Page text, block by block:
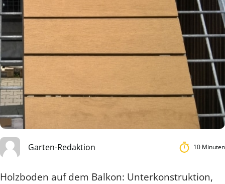
Garten-Redaktion 10 Minuten
Holzboden auf dem Balkon: Unterkonstruktion,